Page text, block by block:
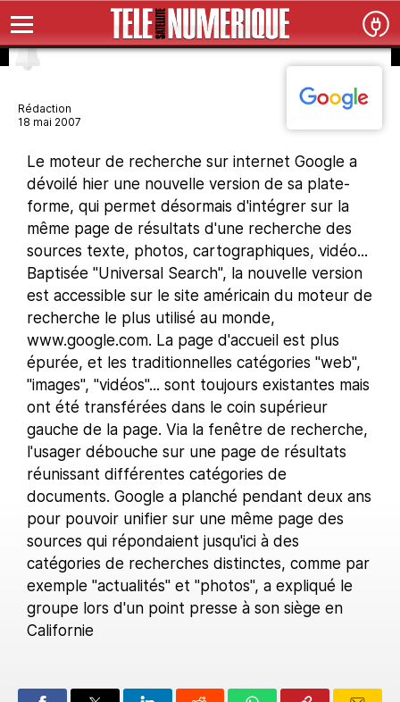
Rédaction
18 mai 2007
Le moteur de recherche sur internet Google a
dévoilé hier une nouvelle version de sa plate-
forme, qui permet désormais d'intégrer sur la
même page de résultats d'une recherche des
sources texte, photos, cartographiques, vidéo...
Baptisée "Universal Search", la nouvelle version
est accessible sur le site américain du moteur de
recherche le plus utilisé au monde,
www.google.com. La page d'accueil est plus
épurée, et les traditionnelles catégories "web",
"images", "vidéos"... sont toujours existantes mais
ont été transférées dans le coin supérieur
gauche de la page. Via la fenêtre de recherche,
l'usager débouche sur une page de résultats
réunissant différentes catégories de
documents. Google a planché pendant deux ans
pour pouvoir unifier sur une même page des
sources qui répondaient jusqu'ici à des
catégories de recherches distinctes, comme par
exemple "actualités" et "photos", a expliqué le
groupe lors d'un point presse à son siège en
Californie